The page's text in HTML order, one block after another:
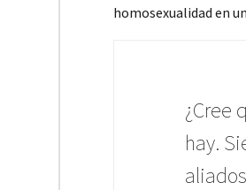
homosexualidad en
¿Cree
hay.